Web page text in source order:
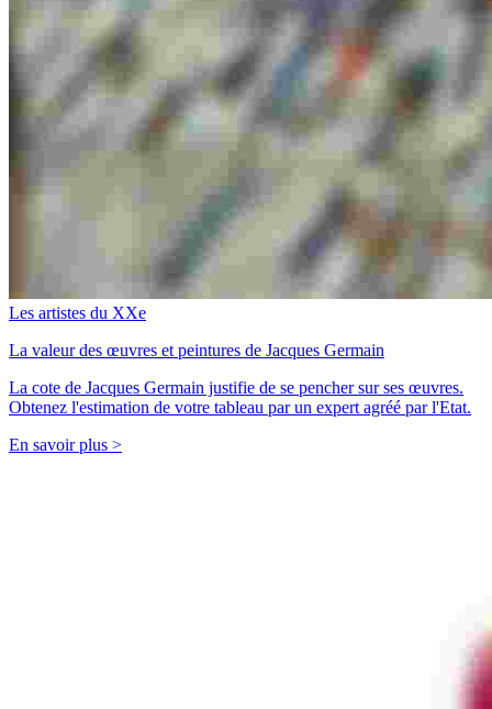
Les artistes du XXe
La valeur des œuvres et peintures de Jacques Germain
La cote de Jacques Germain justifie de se pencher sur ses œuvres.
Obtenez l'estimation de votre tableau par un expert agréé par l'Etat.
En savoir plus >